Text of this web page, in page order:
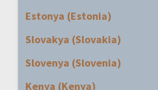
Estonya (Estonia)
Slovakya (Slovakia)
Slovenya (Slovenia)
Kenya (Kenya)